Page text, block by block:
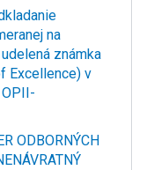
na
známka
Excellence) v
ODBORNÝCH